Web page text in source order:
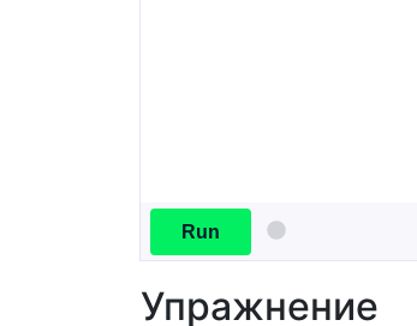
Run
Упражнение